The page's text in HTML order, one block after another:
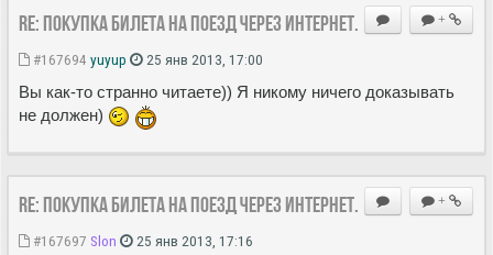
+
Re: Покупка билета на поезд через Интернет.
#167694 yuyup 25 янв 2013, 17:00
Вы как-то странно читаете)) Я никому ничего доказывать
не должен)
+
Re: Покупка билета на поезд через Интернет.
#167697 Slon 25 янв 2013, 17:16